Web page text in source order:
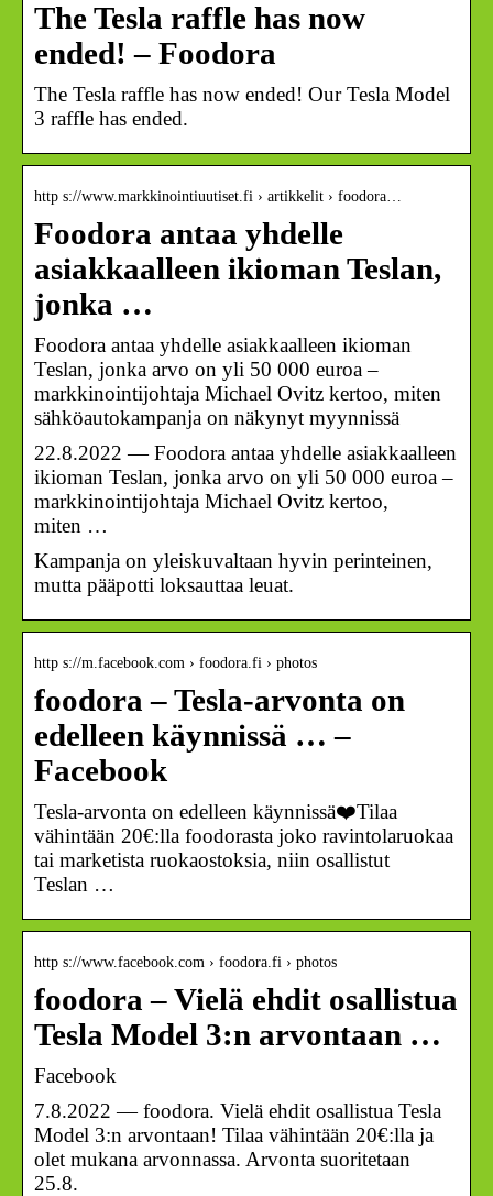
The Tesla raffle has now
ended! – Foodora
The Tesla raffle has now ended! Our Tesla Model
3 raffle has ended.
http s://www.markkinointiuutiset.fi › artikkelit › foodora…
Foodora antaa yhdelle
asiakkaalleen ikioman Teslan,
jonka …
Foodora antaa yhdelle asiakkaalleen ikioman
Teslan, jonka arvo on yli 50 000 euroa –
markkinointijohtaja Michael Ovitz kertoo, miten
sähköautokampanja on näkynyt myynnissä
22.8.2022 — Foodora antaa yhdelle asiakkaalleen
ikioman Teslan, jonka arvo on yli 50 000 euroa –
markkinointijohtaja Michael Ovitz kertoo,
miten …
Kampanja on yleiskuvaltaan hyvin perinteinen,
mutta pääpotti loksauttaa leuat.
http s://m.facebook.com › foodora.fi › photos
foodora – Tesla-arvonta on
edelleen käynnissä … –
Facebook
Tesla-arvonta on edelleen käynnissä❤️Tilaa
vähintään 20€:lla foodorasta joko ravintolaruokaa
tai marketista ruokaostoksia, niin osallistut
Teslan …
http s://www.facebook.com › foodora.fi › photos
foodora – Vielä ehdit osallistua
Tesla Model 3:n arvontaan …
Facebook
7.8.2022 — foodora. Vielä ehdit osallistua Tesla
Model 3:n arvontaan! Tilaa vähintään 20€:lla ja
olet mukana arvonnassa. Arvonta suoritetaan
25.8.